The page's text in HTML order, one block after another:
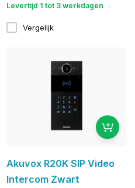
Levertijd 1 tot 3 werkdagen
Vergelijk
Akuvox R20K SIP Video
Intercom Zwart